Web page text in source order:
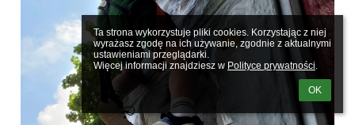
Ta strona wykorzystuje pliki cookies. Korzystając z niej
wyrażasz zgodę na ich używanie, zgodnie z aktualnymi
ustawieniami przeglądarki.
Więcej informacji znajdziesz w Polityce prywatności.
OK